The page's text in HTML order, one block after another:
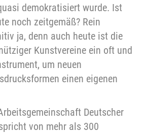
demokratisiert wurde. Ist
noch zeitgemäß? Rein
ja, denn auch heute ist die
Kunstvereine ein oft und
um neuen
einen eigenen
Deutscher
von mehr als 300